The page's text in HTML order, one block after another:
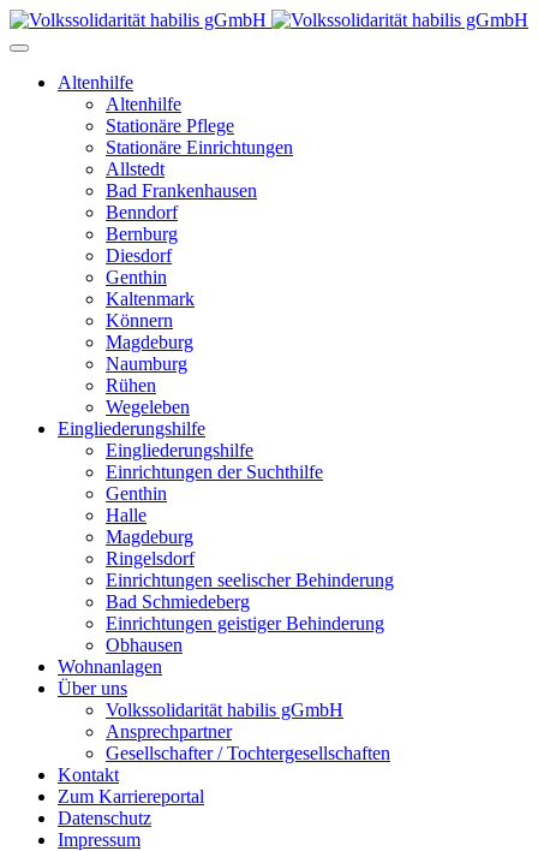
Altenhilfe
Altenhilfe
Stationäre Pflege
Stationäre Einrichtungen
Allstedt
Bad Frankenhausen
Benndorf
Bernburg
Diesdorf
Genthin
Kaltenmark
Könnern
Magdeburg
Naumburg
Rühen
Wegeleben
Eingliederungshilfe
Eingliederungshilfe
Einrichtungen der Suchthilfe
Genthin
Halle
Magdeburg
Ringelsdorf
Einrichtungen seelischer Behinderung
Bad Schmiedeberg
Einrichtungen geistiger Behinderung
Obhausen
Wohnanlagen
Über uns
Volkssolidarität habilis gGmbH
Ansprechpartner
Gesellschafter / Tochtergesellschaften
Kontakt
Zum Karriereportal
Datenschutz
Impressum